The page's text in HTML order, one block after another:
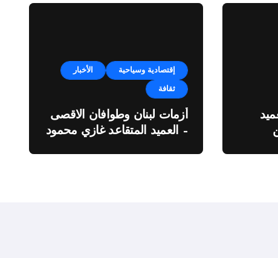
إقتصادية وسياحية الأخبار
ثقافة
أزمات لبنان وطوافان الاقصى
– العميد المتقاعد غازي محمود